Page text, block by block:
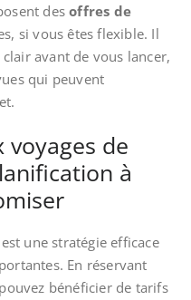
desoffres de
si vous êtes flexible. Il
avant de vous lancer,
qui peuvent
voyages de
à
une stratégie efficace
En réservant
bénéficier de tarifs